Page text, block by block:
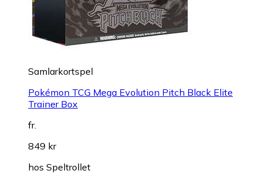
Samlarkortspel
Pokémon TCG Mega Evolution Pitch Black Elite
Trainer Box
fr.
849 kr
hos Speltrollet